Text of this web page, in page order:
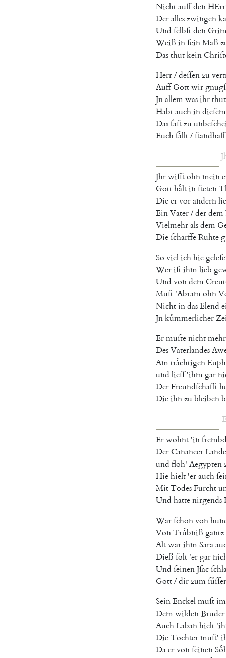
Nichtauffden
Deralleszwingen
Und ſelbſtden
Weiß inſeinMaß
Dasthutkein
Herr/deſſenzu
Auff Gottwir
Jnallemwasihrthut
Habtauchindieſem
Dasfaſtzu
Euchfaͤllt/
Jhrwiſſtohnmein
Gotthaͤltinſteten
Dieervorandern
EinVater/derdem
Vielmehralsdem
DieſcharffeRuhte
So vielichhie
Weriſtihmlieb
Und vondem
Muſt 'Abramohn
NichtindasElend
Jnkuͤmmerlicher
Ermuſtenichtmehr
DesVaterlandes
Amtraͤchtigen
und lieſſ 'ihmgar
DerFreundſchafft
Dieihnzu bleiben
Erwohnt 'in
DerCananeerLande
und floh' Aegypten
Hiehielt 'erauch
MitTodesFurcht
Und hattenirgends
Warſchonvon
VonTruͤbniß gantz
AltwarihmSara
Dieß ſolt 'ergar
Und ſeinenJſac
Gott/dirzum
SeinEnckelmuſt
DemwildenBruder
AuchLabanhielt '
DieTochtermuſt'
Daervonſeinen